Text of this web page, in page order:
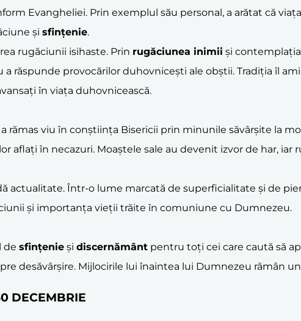
Evangheliei. Prin exemplul său personal, a arătat că
și sfințenie.
rugăciunii isihaste. Prin rugăciunea inimii și
a răspunde provocărilor duhovnicești ale obștii. Tradiția îl
în viața duhovnicească.
a rămas viu în conștiința Bisericii prin minunile săvârșite la
aflați în necazuri. Moaștele sale au devenit izvor de har,
actualitate. Într-o lume marcată de superficialitate și de
și importanța vieții trăite în comuniune cu Dumnezeu.
de sfințenie și discernământ pentru toți cei care caută să
desăvârșire. Mijlocirile lui înaintea lui Dumnezeu rămân
DECEMBRIE